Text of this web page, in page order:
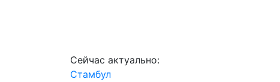
Сейчас актуально:
Стамбул